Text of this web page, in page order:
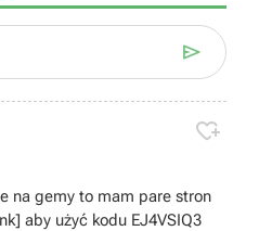


na gemy to mam pare stron